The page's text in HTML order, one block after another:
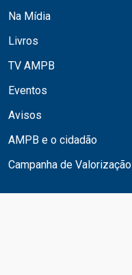
Na Mídia
Livros
TV AMPB
Eventos
Avisos
AMPB e o cidadão
Campanha de Valorização